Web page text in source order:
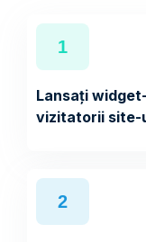
1
Lansați
vizitatorii site-
2